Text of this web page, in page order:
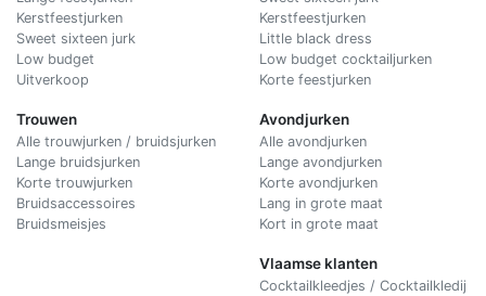
Kerstfeestjurken
Sweet sixteen jurk
Low budget
Uitverkoop
Trouwen
Alle trouwjurken / bruidsjurken
Lange bruidsjurken
Korte trouwjurken
Bruidsaccessoires
Bruidsmeisjes
Kerstfeestjurken
Little black dress
Low budget cocktailjurken
Korte feestjurken
Avondjurken
Alle avondjurken
Lange avondjurken
Korte avondjurken
Lang in grote maat
Kort in grote maat
Vlaamse klanten
Cocktailkleedjes / Cocktailkledij